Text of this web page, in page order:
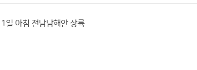
일 아침 전남남해안 상륙